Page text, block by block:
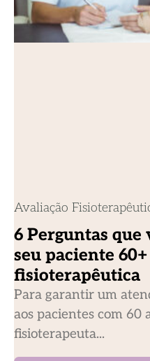
Avaliação
6 Perguntas que
seu paciente
fisioterapêutica
Para garantir um
aos pacientes com 60
fisioterapeuta...